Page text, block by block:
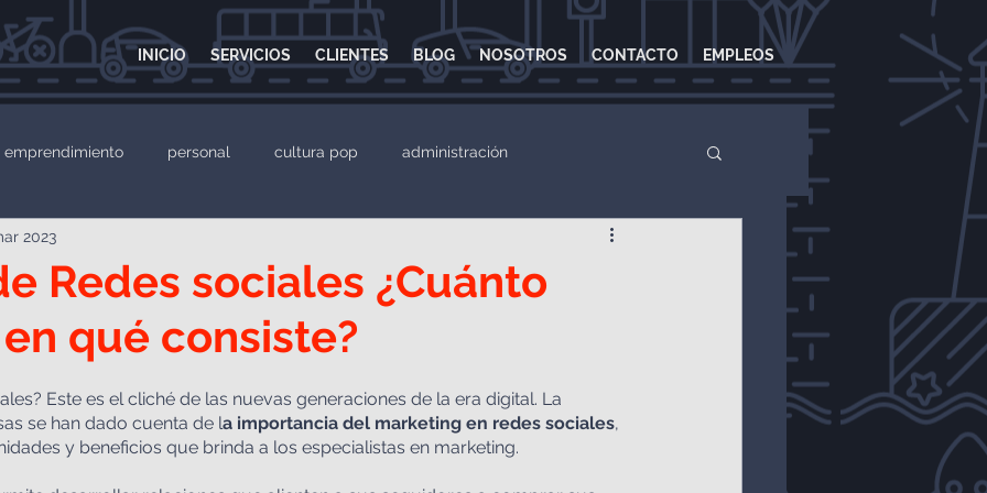
INICIO SERVICIOS CLIENTES BLOG NOSOTROS CONTACTO EMPLEOS
emprendimiento personal cultura pop administración
Página web Google Adwords
Redes sociales ¿Cuánto
qué consiste?
2023
Este es el cliché de las nuevas generaciones de la era digital. La
se han dado cuenta de la importancia del marketing en redes sociales,
y beneficios que brinda a los especialistas en marketing.